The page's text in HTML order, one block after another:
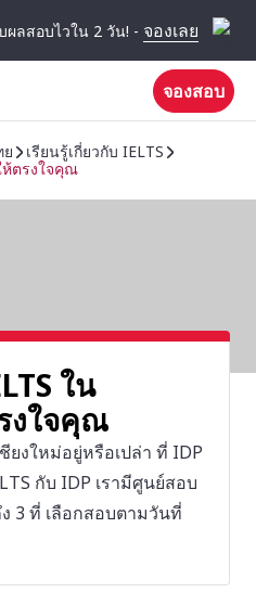
ผลสอบไวใน 2 วัน! - จองเลย
จองสอบ
เรียนรู้เกี่ยวกับ IELTS
ห้ตรงใจคุณ
ใน
งใจคุณ
ยงใหม่อยู่หรือเปล่า ที่ IDP
กับ IDP เรามีศูนย์สอบ
3 ที่ เลือกสอบตามวันที่